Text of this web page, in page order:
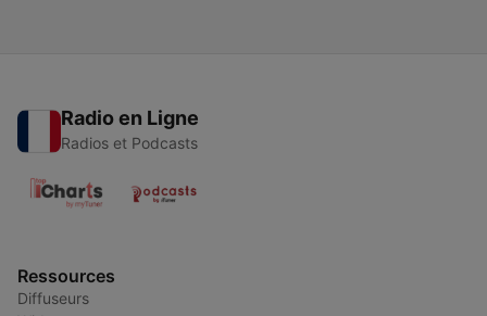
Radio en Ligne
Radios et Podcasts
Ressources
Diffuseurs